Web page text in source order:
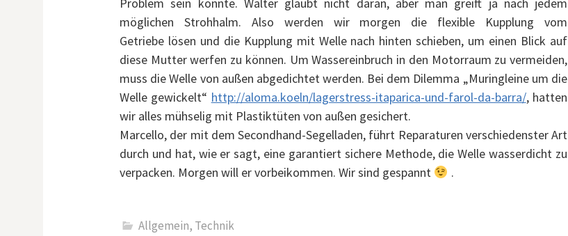
möglichen Strohhalm. Also werden wir morgen die flexible Kupplung vom
Getriebe lösen und die Kupplung mit Welle nach hinten schieben, um einen Blick auf
diese Mutter werfen zu können. Um Wassereinbruch in den Motorraum zu vermeiden,
muss die Welle von außen abgedichtet werden. Bei dem Dilemma „Muringleine um die
Welle gewickelt“ http://aloma.koeln/lagerstress-itaparica-und-farol-da-barra/, hatten
wir alles mühselig mit Plastiktüten von außen gesichert.
Marcello, der mit dem Secondhand-Segelladen, führt Reparaturen verschiedenster Art
durch und hat, wie er sagt, eine garantiert sichere Methode, die Welle wasserdicht zu
verpacken. Morgen will er vorbeikommen. Wir sind gespannt
.
Allgemein, Technik